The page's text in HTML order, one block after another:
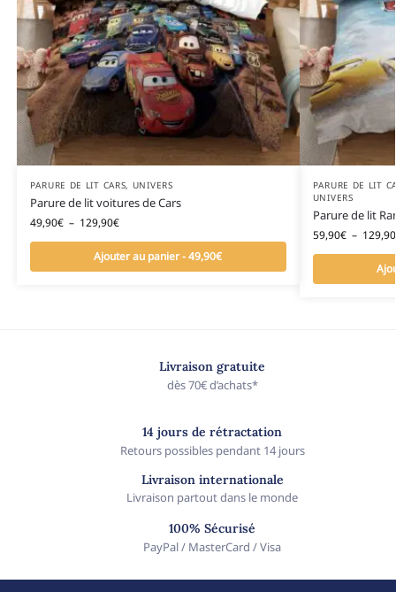
PARURE DE LIT CARS, UNIVERS
Parure de lit voitures de Cars
49,90€ – 129,90€
Ajouter au panier - 49,90€
PARURE DE LIT
UNIVERS
Parure de lit
59,90€ – 129,90
Livraison gratuite
dès 70€ d’achats*
14 jours de rétractation
Retours possibles pendant 14 jours
Livraison internationale
Livraison partout dans le monde
100% Sécurisé
PayPal / MasterCard / Visa